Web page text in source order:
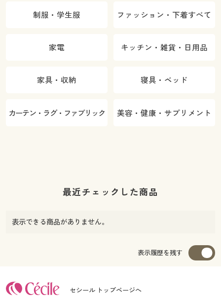
制服・学生服 ファッション・下着すべて
家電 キッチン・雑貨・日用品
家具・収納 寝具・ベッド
カーテン・ラグ・ファブリック 美容・健康・サプリメント
最近チェックした商品
表示できる商品がありません。
表示履歴を残す
セシール トップページへ